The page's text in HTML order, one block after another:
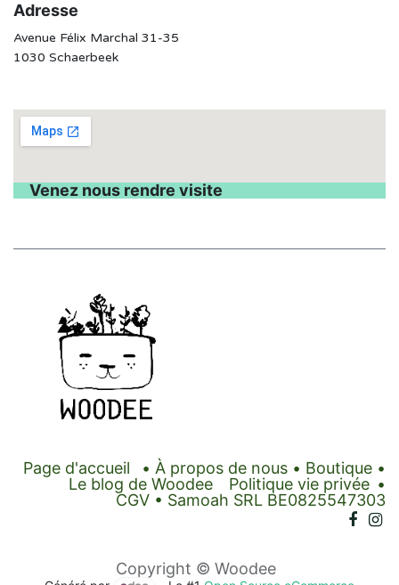
Adresse
Avenue Félix Marchal 31-35
1030 Schaerbeek
Venez nous rendre visite
Page d'accueil • À propos de nous • Boutique •
Le blog de Woodee
Politique vie privée •
CGV • Samoah SRL BE0825547303
Copyright © Woodee